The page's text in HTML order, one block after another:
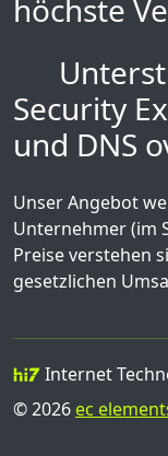
höchste
Security
und DNS
Unser Angebot
Unternehmer (im
Preise verstehen
gesetzlichen
Internet
© 2026 ec